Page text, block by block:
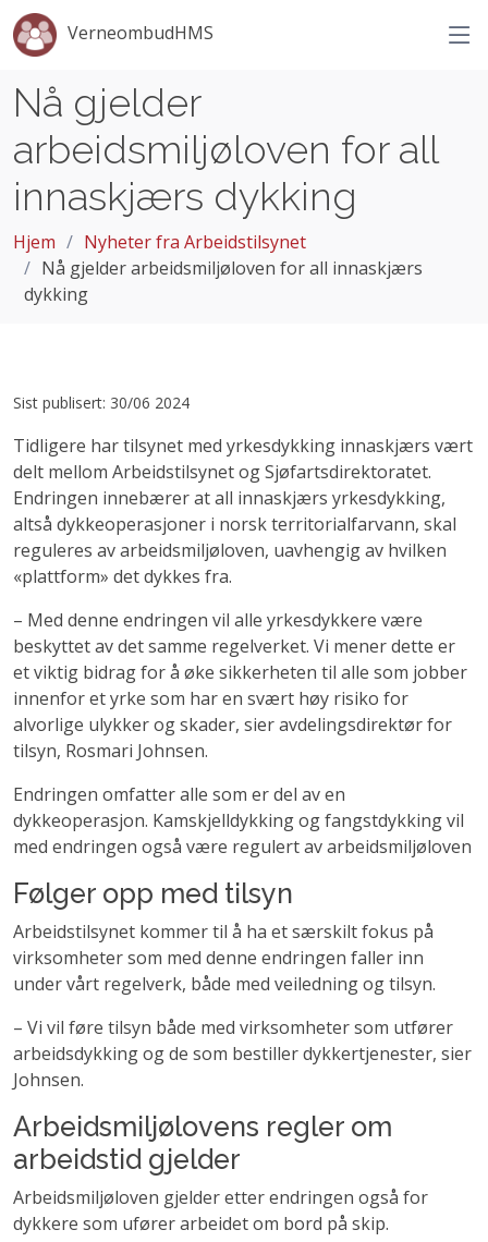
VerneombudHMS
Nå gjelder
arbeidsmiljøloven for all
innaskjærs dykking
Hjem
Nyheter fra Arbeidstilsynet
Nå gjelder arbeidsmiljøloven for all innaskjærs
dykking
Sist publisert: 30/06 2024
Tidligere har tilsynet med yrkesdykking innaskjærs vært
delt mellom Arbeidstilsynet og Sjøfartsdirektoratet.
Endringen innebærer at all innaskjærs yrkesdykking,
altså dykkeoperasjoner i norsk territorialfarvann, skal
reguleres av arbeidsmiljøloven, uavhengig av hvilken
«plattform» det dykkes fra.
– Med denne endringen vil alle yrkesdykkere være
beskyttet av det samme regelverket. Vi mener dette er
et viktig bidrag for å øke sikkerheten til alle som jobber
innenfor et yrke som har en svært høy risiko for
alvorlige ulykker og skader, sier avdelingsdirektør for
tilsyn, Rosmari Johnsen.
Endringen omfatter alle som er del av en
dykkeoperasjon. Kamskjelldykking og fangstdykking vil
med endringen også være regulert av arbeidsmiljøloven
Følger opp med tilsyn
Arbeidstilsynet kommer til å ha et særskilt fokus på
virksomheter som med denne endringen faller inn
under vårt regelverk, både med veiledning og tilsyn.
– Vi vil føre tilsyn både med virksomheter som utfører
arbeidsdykking og de som bestiller dykkertjenester, sier
Johnsen.
Arbeidsmiljølovens regler om
arbeidstid gjelder
Arbeidsmiljøloven gjelder etter endringen også for
dykkere som ufører arbeidet om bord på skip.